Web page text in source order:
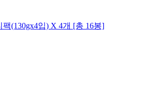
(130gx4입) X 4개 [총 16봉]